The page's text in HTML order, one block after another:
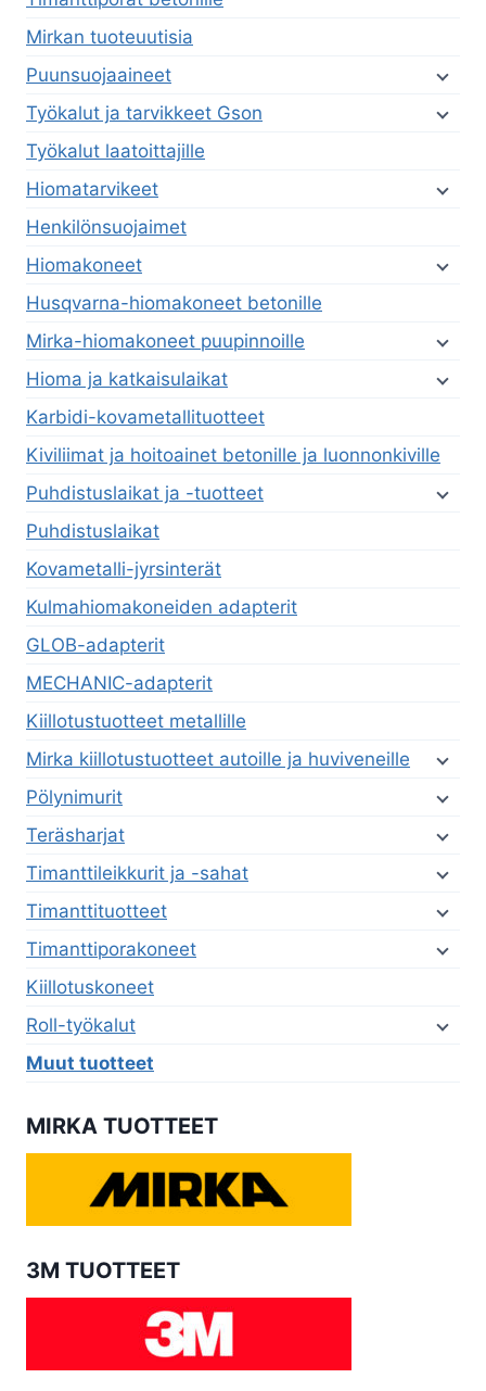
Mirkan tuoteuutisia
Puunsuojaaineet
Työkalut ja tarvikkeet Gson
Työkalut laatoittajille
Hiomatarvikeet
Henkilönsuojaimet
Hiomakoneet
Husqvarna-hiomakoneet betonille
Mirka-hiomakoneet puupinnoille
Hioma ja katkaisulaikat
Karbidi-kovametallituotteet
Kiviliimat ja hoitoainet betonille ja luonnonkiville
Puhdistuslaikat ja -tuotteet
Puhdistuslaikat
Kovametalli-jyrsinterät
Kulmahiomakoneiden adapterit
GLOB-adapterit
MECHANIC-adapterit
Kiillotustuotteet metallille
Mirka kiillotustuotteet autoille ja huviveneille
Pölynimurit
Teräsharjat
Timanttileikkurit ja -sahat
Timanttituotteet
Timanttiporakoneet
Kiillotuskoneet
Roll-työkalut
Muut tuotteet
MIRKA TUOTTEET
3M TUOTTEET